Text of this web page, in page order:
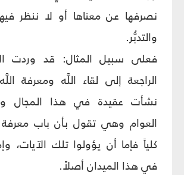
نصرفها عن معناها أو لا ننظر
والتدبُّر.
فعلى سبيل المثال: قد وردت
الراجعة إلى لقاء اللَّه ومعرفة
نشأت عقيدة في هذا المجال
العوام وهي تقول بأن باب
كلياً فإما أن يؤولوا تلك الآيات،
في هذا الميدان أصلاً.